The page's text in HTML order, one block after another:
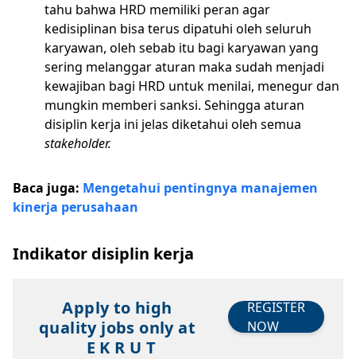
tahu bahwa HRD memiliki peran agar
kedisiplinan bisa terus dipatuhi oleh seluruh
karyawan, oleh sebab itu bagi karyawan yang
sering melanggar aturan maka sudah menjadi
kewajiban bagi HRD untuk menilai, menegur dan
mungkin memberi sanksi. Sehingga aturan
disiplin kerja ini jelas diketahui oleh semua
stakeholder.
Baca juga: Mengetahui pentingnya manajemen
kinerja perusahaan
Indikator disiplin kerja
Apply to high
quality jobs only at
E K R U T
REGISTER
NOW